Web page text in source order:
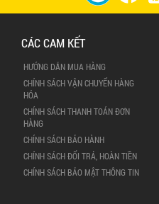
CÁC CAM KẾT
HƯỚNG DẪN MUA HÀNG
CHÍNH SÁCH VẬN CHUYỂN HÀNG
HÓA
CHÍNH SÁCH THANH TOÁN ĐƠN
HÀNG
CHÍNH SÁCH BẢO HÀNH
CHÍNH SÁCH ĐỔI TRẢ, HOÀN TIỀN
CHÍNH SÁCH BẢO MẬT THÔNG TIN